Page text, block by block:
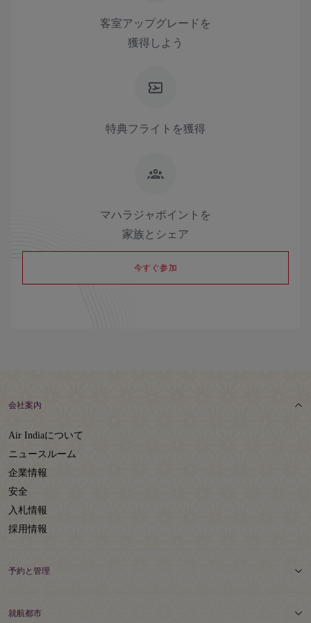
客室アップグレードを
獲得しよう
特典フライトを獲得
マハラジャポイントを
家族とシェア
今すぐ参加
会社案内
Air Indiaについて
ニュースルーム
企業情報
安全
入札情報
採用情報
予約と管理
就航都市